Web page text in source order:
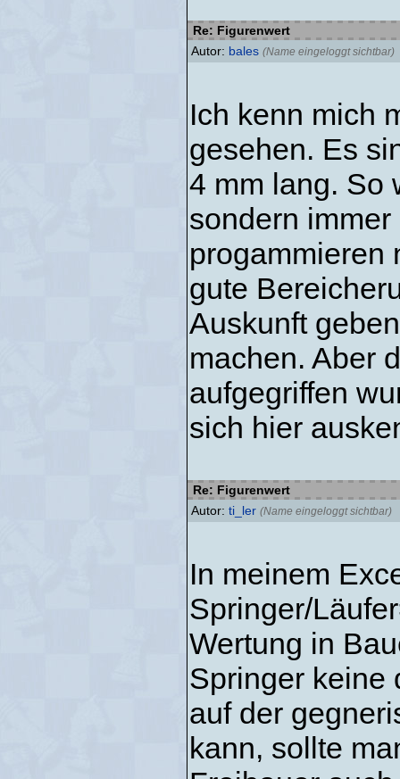
Re: Figurenwert
Autor: bales (Name eingeloggt sichtbar)
Ich kenn mich
gesehen. Es
4 mm lang. So
sondern
progammieren
gute
Auskunft
machen. Aber
aufgegriffen
sich hier
Re: Figurenwert
Autor: ti_ler (Name eingeloggt sichtbar)
In meinem
Springer/
Wertung in
Springer keine
auf der
kann, sollte